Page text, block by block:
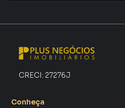
CRECI: 27276J
Conheça